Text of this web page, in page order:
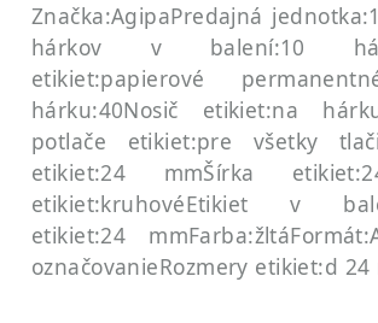
Značka:AgipaPredajná
hárkov v balení:10
etikiet:papierové
hárku:40Nosič etikiet:na
potlače etikiet:pre všetky
etikiet:24 mmŠírka
etikiet:kruhovéEtikiet v
etikiet:24 mmFarba:žltá
označovanieRozmery etikiet:d 24